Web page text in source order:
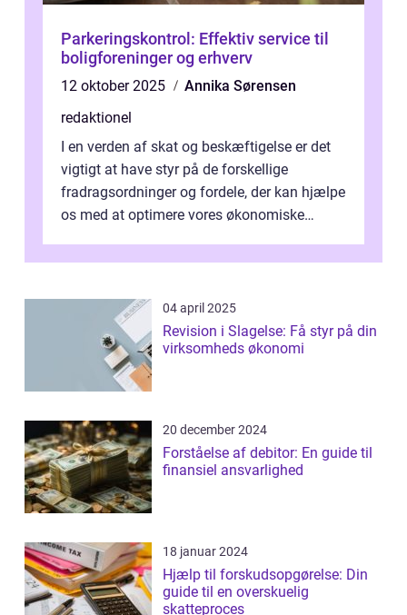
Parkeringskontrol: Effektiv service til
boligforeninger og erhverv
12 oktober 2025
Annika Sørensen
redaktionel
I en verden af skat og beskæftigelse er det
vigtigt at have styr på de forskellige
fradragsordninger og fordele, der kan hjælpe
os med at optimere vores økonomiske
04 april 2025
Revision i Slagelse: Få styr på din
virksomheds økonomi
20 december 2024
Forståelse af debitor: En guide til
finansiel ansvarlighed
18 januar 2024
Hjælp til forskudsopgørelse: Din
guide til en overskuelig
skatteproces